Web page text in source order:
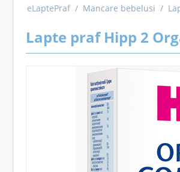
eLaptePraf / Mancare bebelusi /
Lapte praf Hipp 2